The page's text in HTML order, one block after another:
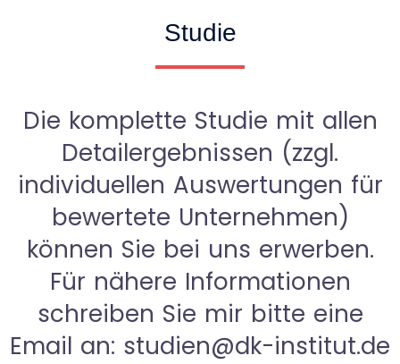
Studie
Die komplette Studie mit allen
Detailergebnissen (zzgl.
individuellen Auswertungen für
bewertete Unternehmen)
können Sie bei uns erwerben.
Für nähere Informationen
schreiben Sie mir bitte eine
Email an: studien@dk-institut.de